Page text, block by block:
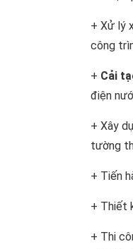
+ Xử lý
công
+ Cải
điện
+ Xây
tường
+ Tiến
+ Thiết
+ Thi